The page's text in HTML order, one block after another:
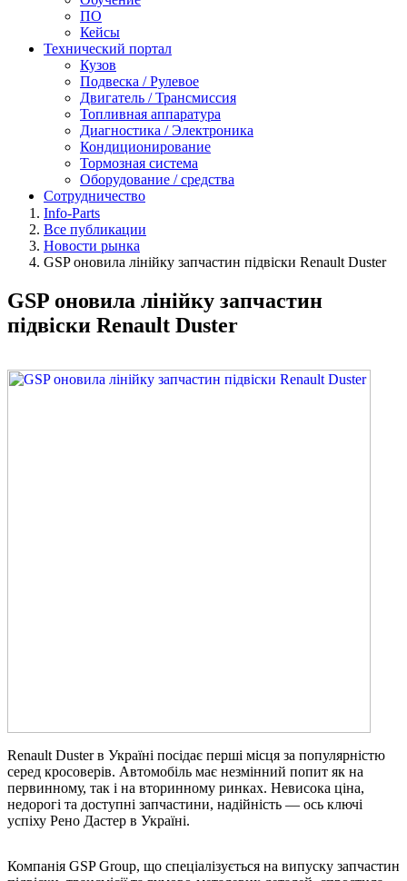
ПО
Кейсы
Технический портал
Кузов
Подвеска / Рулевое
Двигатель / Трансмиссия
Топливная аппаратура
Диагностика / Электроника
Кондиционирование
Тормозная система
Оборудование / средства
Сотрудничество
Info-Parts
Все публикации
Новости рынка
GSP оновила лінійку запчастин підвіски Renault Duster
GSP оновила лінійку запчастин
підвіски Renault Duster
Renault Duster в Україні посідає перші місця за популярністю
серед кросоверів. Автомобіль має незмінний попит як на
первинному, так і на вторинному ринках. Невисока ціна,
недорогі та доступні запчастини, надійність — ось ключі
успіху Рено Дастер в Україні.
Компанія GSP Group, що спеціалізується на випуску запчастин